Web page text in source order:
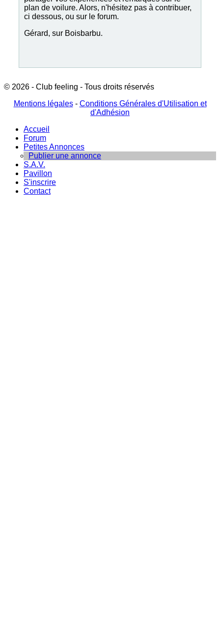
plan de voilure. Alors, n'hésitez pas à contribuer,
ci dessous, ou sur le forum.
Gérard, sur Boisbarbu.
© 2026 - Club feeling - Tous droits réservés
Mentions légales- Conditions Générales d'Utilisation et
d'Adhésion
Accueil
Forum
Petites Annonces
Publier une annonce
S.A.V.
Pavillon
S'inscrire
Contact